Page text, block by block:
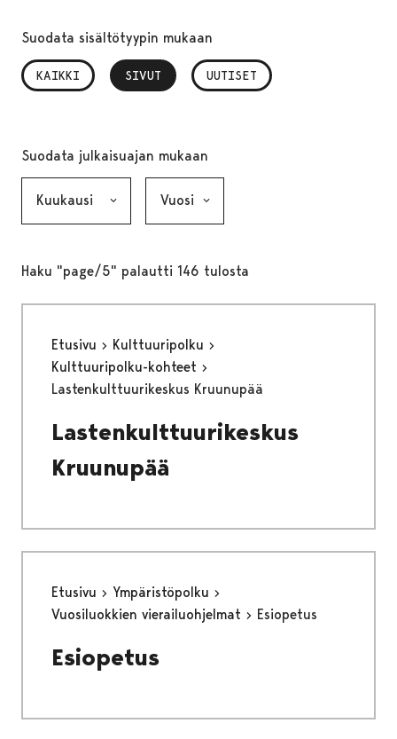
Suodata sisältötyypin mukaan
KAIKKI SIVUT
, VALITTU UUTISET
Suodata julkaisuajan mukaan
Haku "page/5" palautti 146 tulosta
Etusivu
Kulttuuripolku
Kulttuuripolku-kohteet
Lastenkulttuurikeskus Kruunupää
Lastenkulttuurikeskus
Kruunupää
Etusivu
Ympäristöpolku
Vuosiluokkien vierailuohjelmat
Esiopetus
Esiopetus